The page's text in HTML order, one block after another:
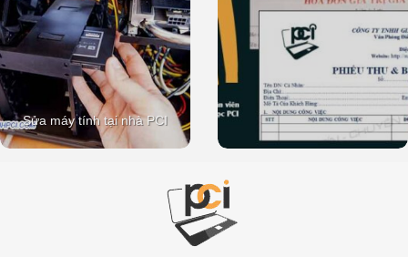
Sửa máy tính tại nhà PCI